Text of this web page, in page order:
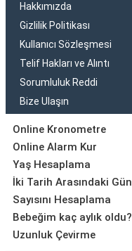
Hakkımızda
Gizlilik Politikası
Kullanıcı Sözleşmesi
Telif Hakları ve Alıntı
Sorumluluk Reddi
Bize Ulaşın
Online Kronometre
Online Alarm Kur
Yaş Hesaplama
İki Tarih Arasındaki Gün
Sayısını Hesaplama
Bebeğim kaç aylık oldu?
Uzunluk Çevirme